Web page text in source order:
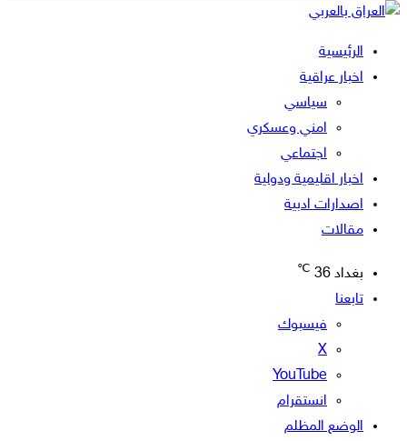
الرئيسية
اخبار عراقية
سياسي
امني وعسكري
اجتماعي
اخبار اقليمية ودولية
اصدارات ادبية
مقالات
بغداد 36
℃
تابعنا
فيسبوك
‫X
‫YouTube
انستقرام
الوضع المظلم